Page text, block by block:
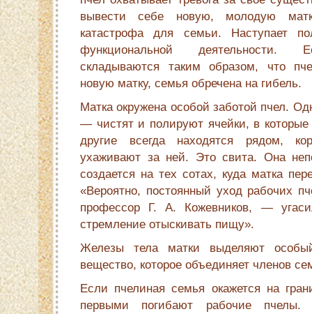
вывести себе новую, молодую
катастрофа для семьи. Наступает
функциональной деятельности.
складываются таким образом, что
новую матку, семья обречена на гибель.
Матка окружена особой заботой пчел.
— чистят и полируют ячейки, в которые
другие всегда находятся рядом,
ухаживают за ней. Это свита. Она
создается на тех сотах, куда матка
«Вероятно, постоянный уход рабочих
профессор Г. А. Кожевников, —
стремление отыскивать пищу».
Железы тела матки выделяют
вещество, которое объединяет членов
Если пчелиная семья окажется на
первыми погибают рабочие